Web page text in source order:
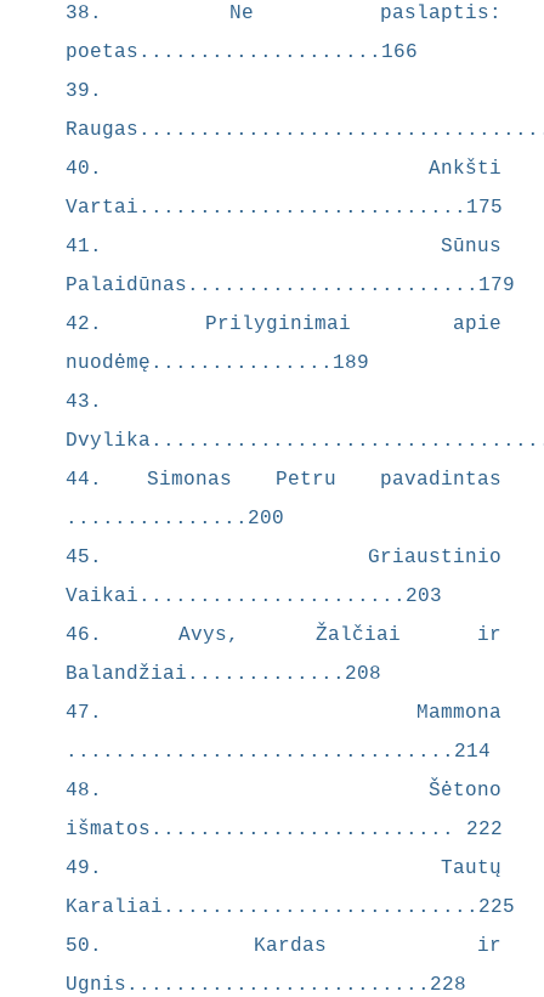
Mammona
ir pasaulio
karaliais:
negailestin
gai smerkia
turtą ir
Turtuolis
yra „kalinys
savo paties
neišnaudot
ame
kalėjime“ ,
tarnavimas
pinigui
(Mammon
nesuderina
mas su
tarnavimu
Pasaulio
karaliai,
tokie kaip
Erodas,
vaizduoja
mi kaip
nusikaltėlia
i, kurių
38. Ne paslaptis:
poetas....................166
39.
40. Ankšti
Vartai...........................175
41. Sūnus
Palaidūnas........................179
42. Prilyginimai apie
nuodėmę...............189
43.
44. Simonas Petru pavadintas
...............200
45. Griaustinio
Vaikai......................203
46. Avys, Žalčiai ir
Balandžiai.............208
47. Mammona
................................214
48. Šėtono
išmatos......................... 222
49. Tautų
Karaliai..........................225
50. Kardas ir
Ugnis.........................228